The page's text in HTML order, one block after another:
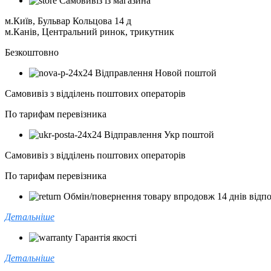
м.Київ, Бульвар Кольцова 14 д
м.Канів, Центральний ринок, трикутник
Безкоштовно
Відправлення Новой поштой
Самовивіз з відділень поштових операторів
По тарифам перевізника
Відправлення Укр поштой
Самовивіз з відділень поштових операторів
По тарифам перевізника
Обмін/повернення товару впродовж 14 днів
Детальніше
Гарантія якості
Детальніше